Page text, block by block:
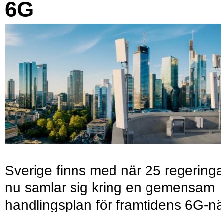
6G
Sverige finns med när 25
nu samlar sig kring en gemensam
handlingsplan för framtidens 6G-